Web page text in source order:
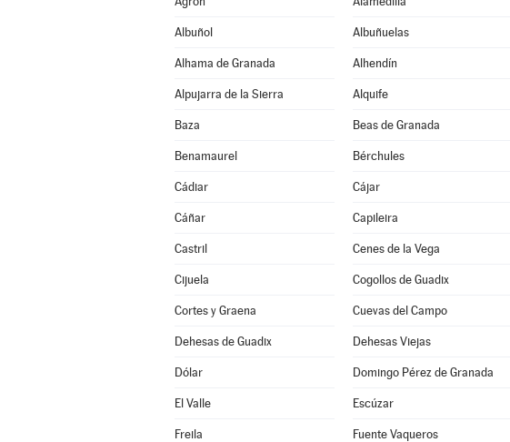
Albuñol Albuñuelas
Alhama de Granada Alhendín
Alpujarra de la Sierra Alquife
Baza Beas de Granada
Benamaurel Bérchules
Cádiar Cájar
Cáñar Capileira
Castril Cenes de la Vega
Cijuela Cogollos de Guadix
Cortes y Graena Cuevas del Campo
Dehesas de Guadix Dehesas Viejas
Dólar Domingo Pérez de Granada
El Valle Escúzar
Freila Fuente Vaqueros